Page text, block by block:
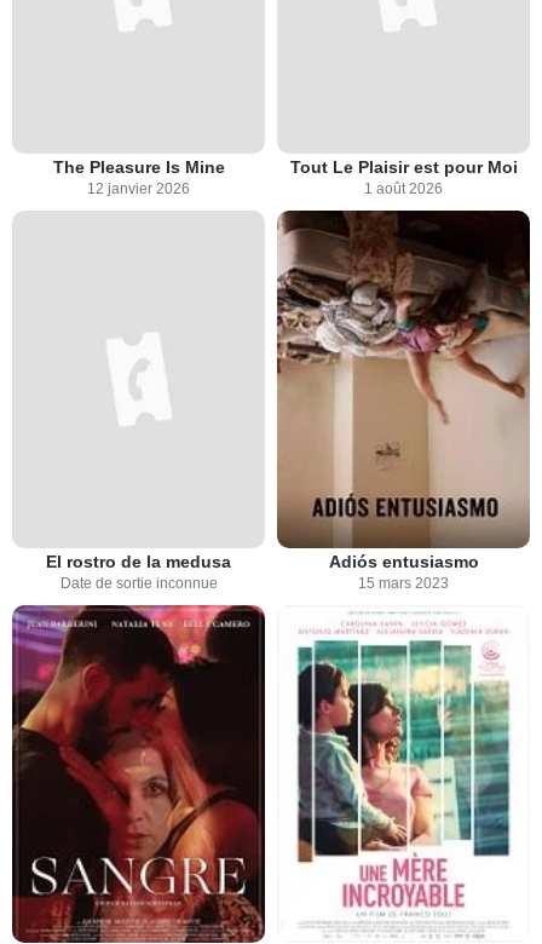
The Pleasure Is Mine
12 janvier 2026
Tout Le Plaisir est pour Moi
1 août 2026
El rostro de la medusa
Date de sortie inconnue
Adiós entusiasmo
15 mars 2023